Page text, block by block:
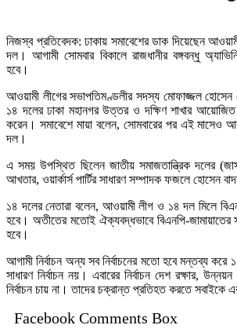
নিজস্ব প্রতিবেদক: ঢাকায় সমাবেশের ডাক দিয়েছেন
দল। আগামী সোমবার বিকালে রাজধানীর বঙ্গবন্ধু
হবে।
আওয়ামী লীগের সভাপতিমণ্ডলীর সদস্য মোফাজ্জল হোসেন
১৪ দলের ঢাকা মহানগর উত্তর ও দক্ষিণ শাখার আয়োজিত
করেন। সমাবেশে মায়া বলেন, সোমবারের পর এই মাসেও
দল।
এ সময় উপস্থিত ছিলেন জাতীয় সমাজতান্ত্রিক দলের
আখতার, ওয়ার্কার্স পার্টির সাধারণ সম্পাদক ফজলে হোসেন
১৪ দলের নেতারা বলেন, আওয়ামী লীগ ও ১৪ দল মিলে
হবে। অতীতের মতোই ঐক্যবদ্ধভাবে বিএনপি-জামায়াতের
হবে।
আগামী নির্বাচন অন্য সব নির্বাচনের মতো হবে মন্তব্য করে
সাধারণ নির্বাচন নয়। এবারের নির্বাচন দেশ রক্ষার,
নির্বাচন চায় না। তাদের চক্রান্ত প্রতিহত করতে
Facebook Comments Box